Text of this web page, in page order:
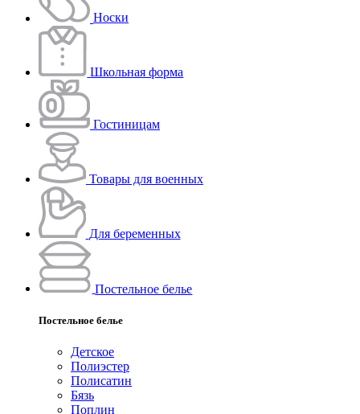
Носки
Школьная форма
Гостиницам
Товары для военных
Для беременных
Постельное белье
Постельное белье
Детское
Полиэстeр
Полисатин
Бязь
Поплин